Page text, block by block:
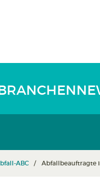
ABC Abfallbeauftragte